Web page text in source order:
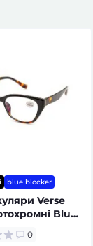
blue blocker
Verse
Blue
0